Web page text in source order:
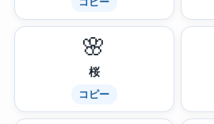
🌸
桜
コピー